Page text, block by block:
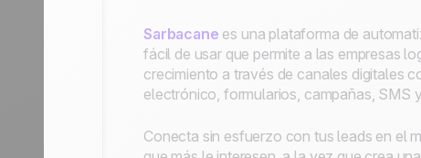
Sarbacane es una plataforma de
fácil de usar que permite a las empresas
crecimiento a través de canales digitales
electrónico, formularios, campañas, SMS
Conecta sin esfuerzo con tus leads en el